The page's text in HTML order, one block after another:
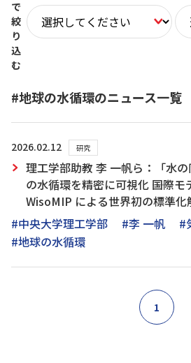
で
絞
り
込
む
#地球の水循環のニュース一覧
2026.02.12 研究
理工学部助教 李 一帆ら：「水
の水循環を精密に可視化 ――国際
WisoMIP による世界初の標準化解
#中央大学理工学部
#李 一帆
#
#地球の水循環
1